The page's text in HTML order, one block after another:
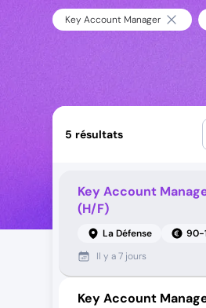
Key Account Manager
5 résultats
Key Account
(H/F)
La Défense
90-
Il y a7 jours
Key Account